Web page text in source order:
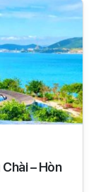
– Hòn